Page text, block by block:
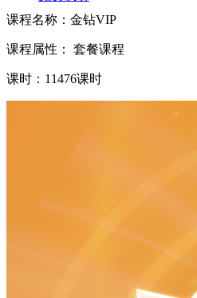
课程名称：金钻VIP
课程属性： 套餐课程
课时：11476课时